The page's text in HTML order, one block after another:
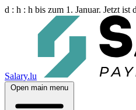
d : h : h bis zum 1. Januar. Jetzt
Salary.lu
Open main menu